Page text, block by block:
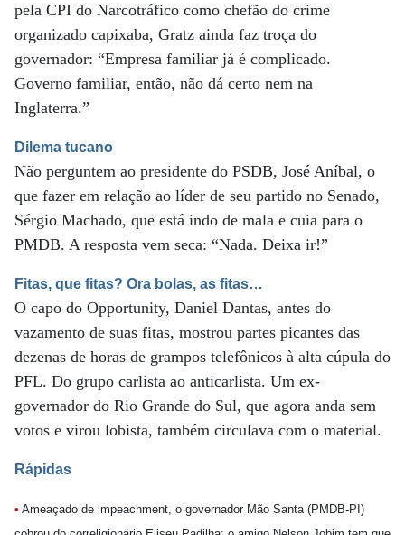
pela CPI do Narcotráfico como chefão do crime
organizado capixaba, Gratz ainda faz troça do
governador: “Empresa familiar já é complicado.
Governo familiar, então, não dá certo nem na
Inglaterra.”
Dilema tucano
Não perguntem ao presidente do PSDB, José Aníbal, o
que fazer em relação ao líder de seu partido no Senado,
Sérgio Machado, que está indo de mala e cuia para o
PMDB. A resposta vem seca: “Nada. Deixa ir!”
Fitas, que fitas? Ora bolas, as fitas…
O capo do Opportunity, Daniel Dantas, antes do
vazamento de suas fitas, mostrou partes picantes das
dezenas de horas de grampos telefônicos à alta cúpula do
PFL. Do grupo carlista ao anticarlista. Um ex-
governador do Rio Grande do Sul, que agora anda sem
votos e virou lobista, também circulava com o material.
Rápidas
• Ameaçado de impeachment, o governador Mão Santa (PMDB-PI)